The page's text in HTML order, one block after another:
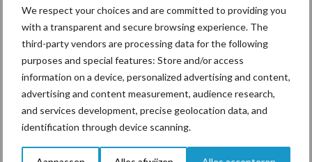
We respect your choices and are committed to providing you
with a transparent and secure browsing experience. The
third-party vendors are processing data for the following
purposes and special features: Store and/or access
information on a device, personalized advertising and content,
advertising and content measurement, audience research,
and services development, precise geolocation data, and
identification through device scanning.
ForFarmers ziet volume en
marktaandeel groeien in
krimpende Nederlandse
markt